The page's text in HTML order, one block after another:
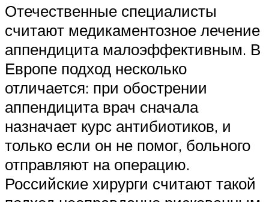
Отечественные специалисты
считают медикаментозное лечение
аппендицита малоэффективным. В
Европе подход несколько
отличается: при обострении
аппендицита врач сначала
назначает курс антибиотиков, и
только если он не помог, больного
отправляют на операцию.
Российские хирурги считают такой